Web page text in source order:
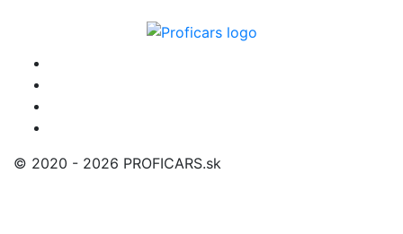
© 2020 - 2026 PROFICARS.sk